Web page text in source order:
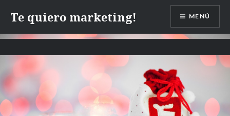
Te quiero marketing! MENÚ